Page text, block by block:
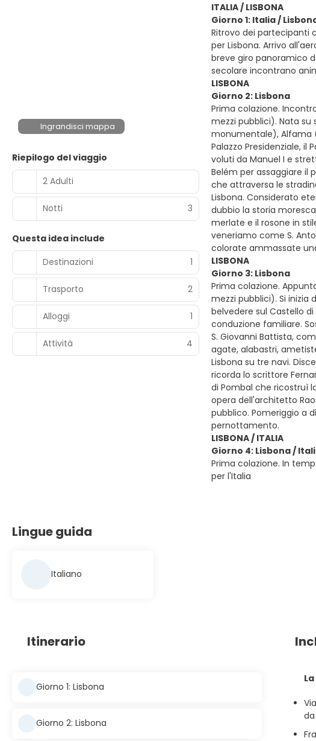
Ingrandisci mappa
Riepilogo del viaggio
2 Adulti
Notti 3
Questa idea include
Destinazioni
1
Trasporto 2
Alloggi 1
Attività 4
ITALIA / LISBONA
Giorno 1: Italia /
Ritrovo dei partecipanti
per Lisbona. Arrivo
breve giro panoramico
secolare incontrano
LISBONA
Giorno 2: Lisbona
Prima colazione.
mezzi pubblici). Nata
monumentale), Alfama
Palazzo Presidenziale,
voluti da Manuel I e
Belém per assaggiare il
che attraversa le
Lisbona. Considerato
dubbio la storia
merlate e il rosone in
veneriamo come S.
colorate ammassate
LISBONA
Giorno 3: Lisbona
Prima colazione.
mezzi pubblici). Si inizia
belvedere sul Castello
conduzione familiare.
S. Giovanni Battista,
agate, alabastri,
Lisbona su tre navi.
ricorda lo scrittore
di Pombal che ricostruì
opera dell'architetto
pubblico. Pomeriggio a
pernottamento.
LISBONA / ITALIA
Giorno 4: Lisbona /
Prima colazione. In
per l'Italia
Lingue guida
Italiano
Itinerario
Giorno 1: Lisbona
Giorno 2: Lisbona